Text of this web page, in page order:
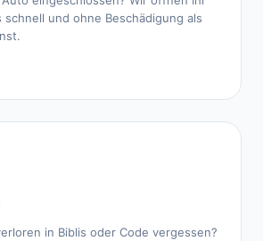
schnell und ohne Beschädigung als
in Biblis oder Code vergessen?